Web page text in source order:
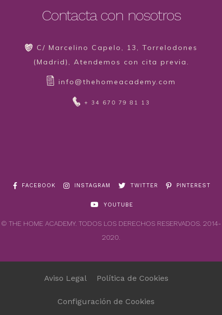
Contacta con nosotros
C/ Marcelino Capelo, 13, Torrelodones
(Madrid), Atendemos con cita previa.
info@thehomeacademy.com
+ 34 670 79 81 13
FACEBOOK INSTAGRAM TWITTER PINTEREST
YOUTUBE
© THE HOME ACADEMY. TODOS LOS DERECHOS RESERVADOS. 2014-
2020.
Aviso Legal Política de Cookies
Configuración de Cookies